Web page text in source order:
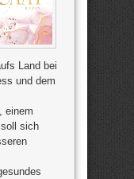
Land bei
und dem
einem
sich